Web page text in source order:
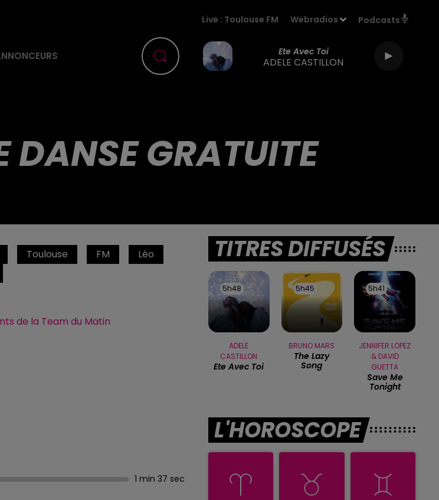
Live : Toulouse FM Webradios Podcasts
Ete Avec Toi
ADELE CASTILLON
GRATUITE
Toulouse FM
Léo
de la Team du Matin
1 min 37 sec
TITRES DIFFUSÉS
5h48
5h48
ADELE
CASTILLON
Ete Avec Toi
5h45
5h45
BRUNO MARS
The Lazy
Song
5h41
5h41
JENNIFER LOPEZ
& DAVID
GUETTA
Save Me
Tonight
L'HOROSCOPE